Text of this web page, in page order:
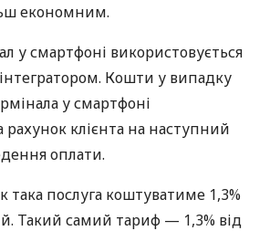
економним.
у смартфоні використовується
Кошти у випадку
у смартфоні
рахунок клієнта на наступний
оплати.
така послуга коштуватиме 1,3%
Такий самий тариф — 1,3% від